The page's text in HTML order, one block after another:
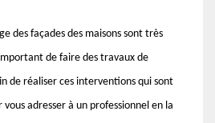
des façades des maisons sont très
de faire des travaux de
de réaliser ces interventions qui sont
adresser à un professionnel en la